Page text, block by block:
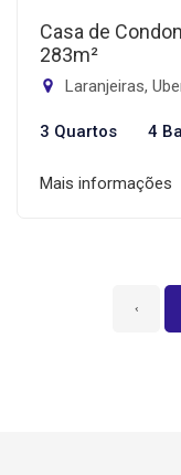
Casa de
283m²
Laranjeiras,
3 Quartos 4
Mais informações
‹